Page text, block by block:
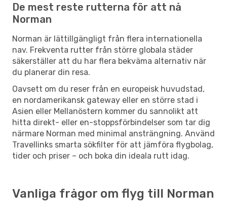
De mest reste rutterna för att nå
Norman
Norman är lättillgängligt från flera internationella
nav. Frekventa rutter från större globala städer
säkerställer att du har flera bekväma alternativ när
du planerar din resa.
Oavsett om du reser från en europeisk huvudstad,
en nordamerikansk gateway eller en större stad i
Asien eller Mellanöstern kommer du sannolikt att
hitta direkt- eller en-stoppsförbindelser som tar dig
närmare Norman med minimal ansträngning. Använd
Travellinks smarta sökfilter för att jämföra flygbolag,
tider och priser – och boka din ideala rutt idag.
Vanliga frågor om flyg till Norman